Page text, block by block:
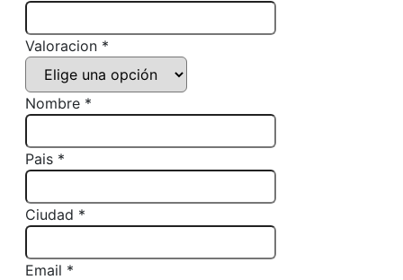
Valoracion *
Nombre *
Pais *
Ciudad *
Email *